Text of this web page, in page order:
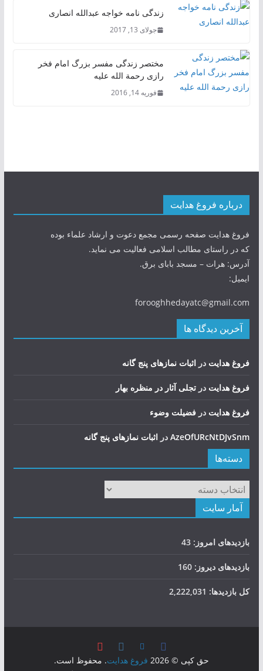
زندگی نامه خواجه عبدالله انصاری
جولای 13, 2017
مختصر زندگی مفسر بزرگ امام فخر
رازی رحمة الله علیه
فوریه 14, 2016
درباره فروغ هدایت
فروغ هدایت صفحه رسمی مجمع دعوت و ارشاد علماء بوده
که در راستای مطالب اسلامی فعالیت می نماید.
آدرس: هرات – مسجد بابای برق.
ایمیل:
forooghhedayatc@gmail.com
آخرین دیدگاه ها
فروغ هدایت در اثبات نمازهای پنج گانه
فروغ هدایت در تجلی آثار در منظره بهار
فروغ هدایت در فضيلت وضوء
AzeOfURcNtDJvSnmدر اثبات نمازهای پنج گانه
دسته‌ها
دسته‌ها
آمار سایت
بازدیدهای امروز: 43
بازدیدهای دیروز: 160
کل بازدیدها: 2,222,031
حق کپی © 2026 فروغ هدایت. محفوظ است.